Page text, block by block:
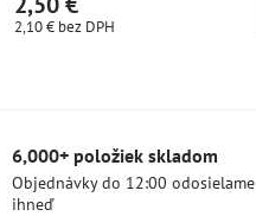
6,000+ položiek skladom
Objednávky do 12:00 odosielame
ihneď